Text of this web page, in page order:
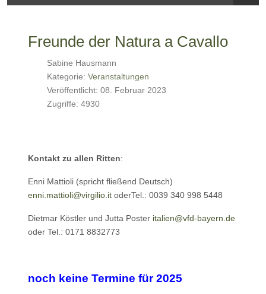
Freunde der Natura a Cavallo
Sabine Hausmann
Kategorie: Veranstaltungen
Veröffentlicht: 08. Februar 2023
Zugriffe: 4930
Kontakt zu allen Ritten:
Enni Mattioli (spricht fließend Deutsch)
enni.mattioli@virgilio.it oderTel.: 0039 340 998 5448
Dietmar Köstler und Jutta Poster italien@vfd-bayern.de
oder Tel.: 0171 8832773
noch keine Termine für 2025